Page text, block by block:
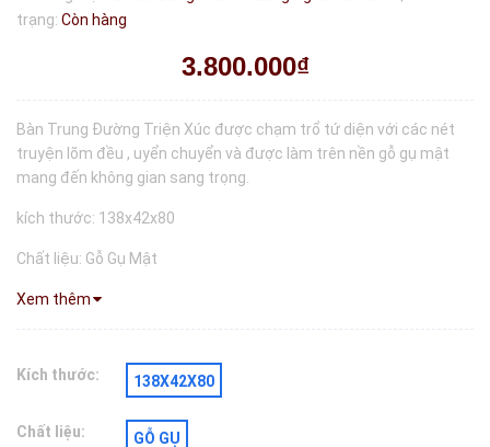
trạng: Còn hàng
3.800.000₫
Bàn Trung Đường Triện Xúc được chạm trổ tứ diện với các nét
truyện lõm đều , uyển chuyển và được làm trên nền gỗ gụ mật
mang đến không gian sang trọng.
kích thước: 138x42x80
Chất liệu: Gỗ Gụ Mật
Xem thêm
Kích thước: 138X42X80
Chất liệu: GỖ GỤ